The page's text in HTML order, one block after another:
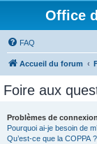
Office
FAQ
Accueil du forum
Foire aux
Problèmes de
Pourquoi ai-je besoin de
Qu’est-ce que la COPPA ?